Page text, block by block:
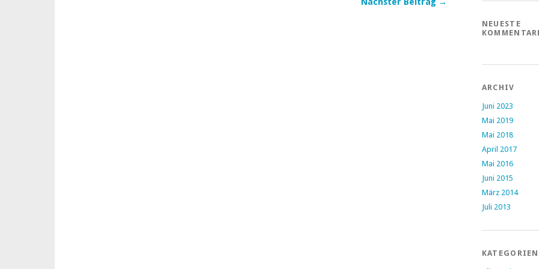
NEUESTE
ARCHIV
Juni 2023
Mai 2019
Mai 2018
April 2017
Mai 2016
Juni 2015
März 2014
Juli 2013
KATEGORIEN